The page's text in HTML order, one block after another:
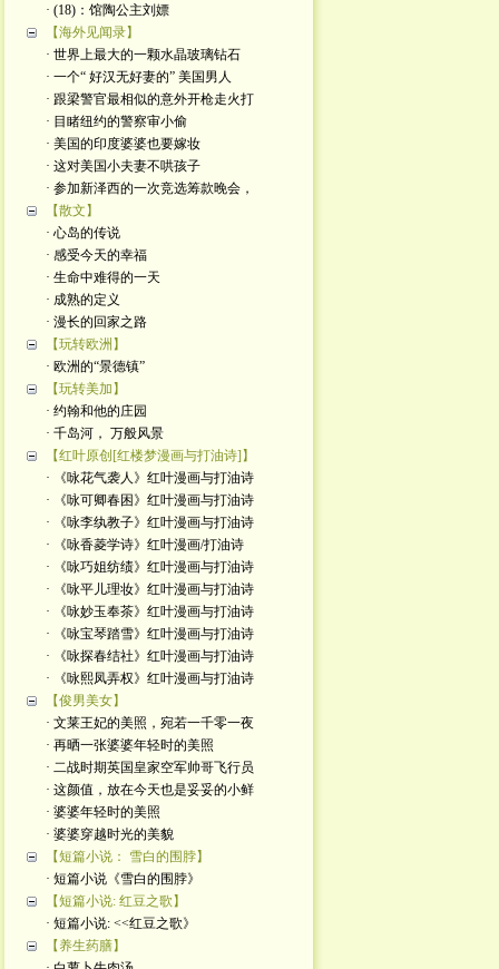
· (18)：馆陶公主刘嫖
【海外见闻录】
· 世界上最大的一颗水晶玻璃钻石
· 一个“ 好汉无好妻的” 美国男人
· 跟梁警官最相似的意外开枪走火打
· 目睹纽约的警察审小偷
· 美国的印度婆婆也要嫁妆
· 这对美国小夫妻不哄孩子
· 参加新泽西的一次竞选筹款晚会，
【散文】
· 心岛的传说
· 感受今天的幸福
· 生命中难得的一天
· 成熟的定义
· 漫长的回家之路
【玩转欧洲】
· 欧洲的“景德镇”
【玩转美加】
· 约翰和他的庄园
· 千岛河， 万般风景
【红叶原创[红楼梦漫画与打油诗]】
· 《咏花气袭人》红叶漫画与打油诗
· 《咏可卿春困》红叶漫画与打油诗
· 《咏李纨教子》红叶漫画与打油诗
· 《咏香菱学诗》红叶漫画/打油诗
· 《咏巧姐纺绩》红叶漫画与打油诗
· 《咏平儿理妆》红叶漫画与打油诗
· 《咏妙玉奉茶》红叶漫画与打油诗
· 《咏宝琴踏雪》红叶漫画与打油诗
· 《咏探春结社》红叶漫画与打油诗
· 《咏熙凤弄权》红叶漫画与打油诗
【俊男美女】
· 文莱王妃的美照，宛若一千零一夜
· 再晒一张婆婆年轻时的美照
· 二战时期英国皇家空军帅哥飞行员
· 这颜值，放在今天也是妥妥的小鲜
· 婆婆年轻时的美照
· 婆婆穿越时光的美貌
【短篇小说： 雪白的围脖】
· 短篇小说《雪白的围脖》
【短篇小说: 红豆之歌】
· 短篇小说: <<红豆之歌》
【养生药膳】